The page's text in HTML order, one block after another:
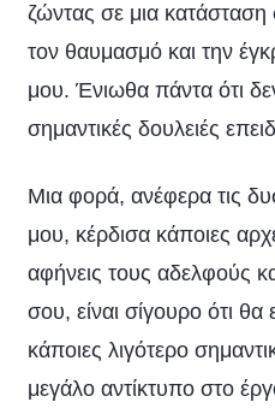
ζώντας σε μια
τον θαυμασμό και την
μου. Ένιωθα πάντα ότι
σημαντικές δουλειές
Μια φορά, ανέφερα τις
μου, κέρδισα κάποιες
αφήνεις τους αδελφούς
σου, είναι σίγουρο ότι
κάποιες λιγότερο
μεγάλο αντίκτυπο στο